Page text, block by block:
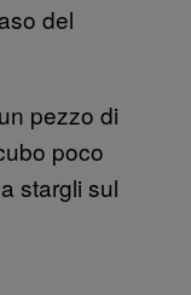
del
pezzo di
poco
stargli sul